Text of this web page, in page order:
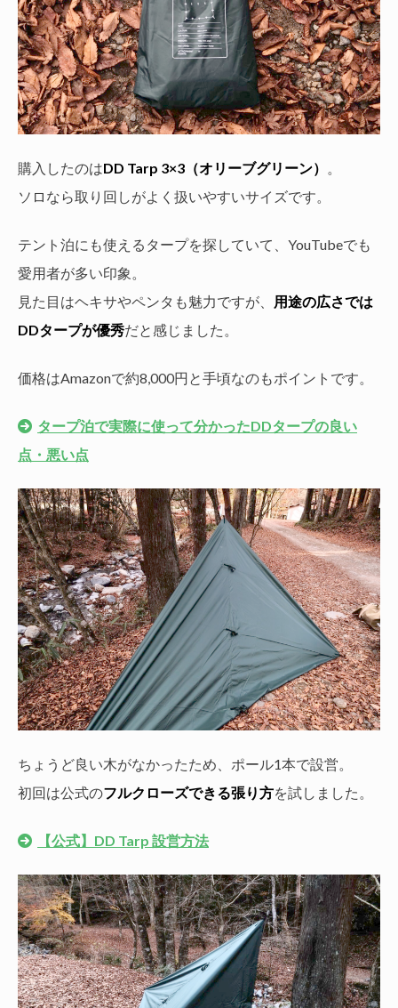
購入したのはDD Tarp 3×3（オリーブグリーン） 。
ソロなら取り回しがよく扱いやすいサイズです。
テント泊にも使えるタープを探していて、YouTubeでも
愛用者が多い印象。
見た目はヘキサやペンタも魅力ですが、
用途の広さでは
DDタープが優秀だと感じました。
価格はAmazonで約8,000円と手頃なのもポイントです。
タープ泊で実際に使って分かったDDタープの良い
点・悪い点
ちょうど良い木がなかったため、ポール1本で設営。
初回は公式のフルクローズできる張り方を試しました。
【公式】DD Tarp 設営方法